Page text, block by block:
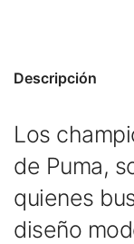
Descripción
Los
de Puma,
quienes
diseño